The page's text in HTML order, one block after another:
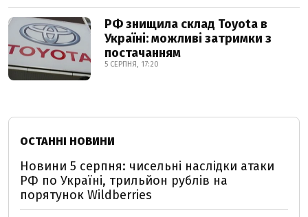
РФ знищила склад Toyota в
Україні: можливі затримки з
постачанням
5 СЕРПНЯ, 17:20
ОСТАННІ НОВИНИ
Новини 5 серпня: чисельні наслідки атаки
РФ по Україні, трильйон рублів на
порятунок Wildberries